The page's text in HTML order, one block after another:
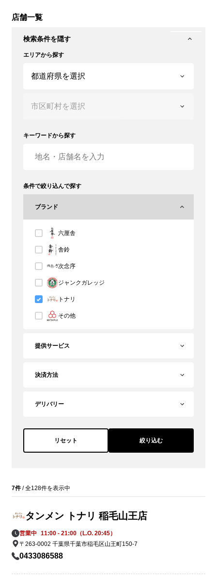
店舗一覧
検索条件を隠す
エリアから探す
キーワードから探す
条件で絞り込んで探す
ブランド
六厘舎
舎鈴
次念序
ジャンクガレッジ
トナリ
その他
提供サービス
決済方法
デリバリー
リセット 絞り込む
7件/ 全128件を表示中
タンメン トナリ 稲毛山王店
営業中
11:00 - 21:00（L.O. 20:45）
〒263-0002 千葉県千葉市稲毛区山王町150-7
0433086588